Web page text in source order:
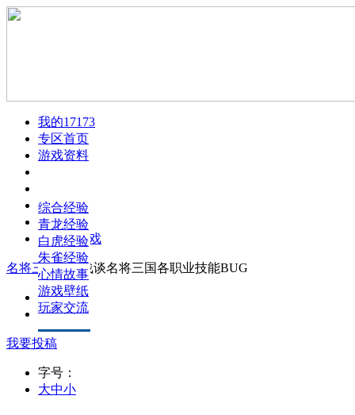
我的17173
专区首页
游戏资料
游戏配置
任务攻略
成就系统
职业漫画
升级指南
生产系统
综合经验
青龙经验
白虎经验
朱雀经验
心情故事
游戏壁纸
玩家交流
游戏截图
火爆论坛
下载此游戏
名将三国> >浅谈名将三国各职业技能BUG
正文
评论
我要投稿
字号：
大中小